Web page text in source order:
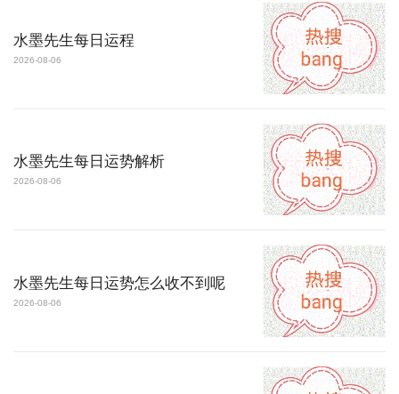
水墨先生每日运程
2026-08-06
水墨先生每日运势解析
2026-08-06
水墨先生每日运势怎么收不到呢
2026-08-06